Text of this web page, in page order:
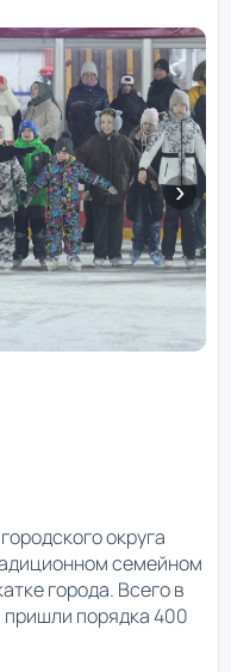
округа
семейном
города. Всего в
пришли порядка 400